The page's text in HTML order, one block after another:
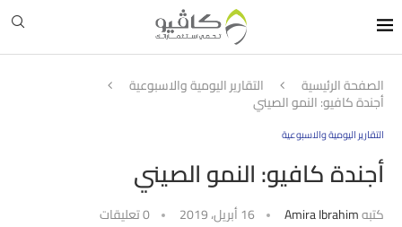
الصفحة الرئيسية التقارير اليومية والاسبوعية
أجندة كافيو: النمو الصيني
التقارير اليومية والاسبوعية
أجندة كافيو: النمو الصيني
كتبهAmira Ibrahim 16 أبريل، 2019 0 تعليقات